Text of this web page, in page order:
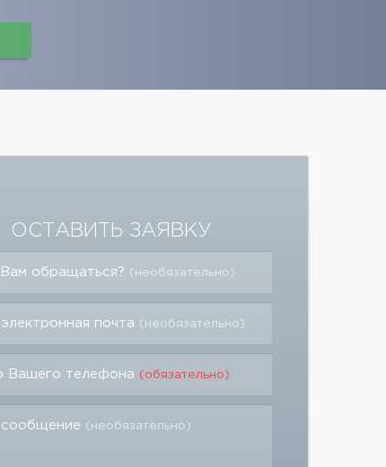
ОСТАВИТЬ ЗАЯВКУ
Вам обращаться? (необязательно)
почта (необязательно)
Вашего телефона (обязательно)
(необязательно)